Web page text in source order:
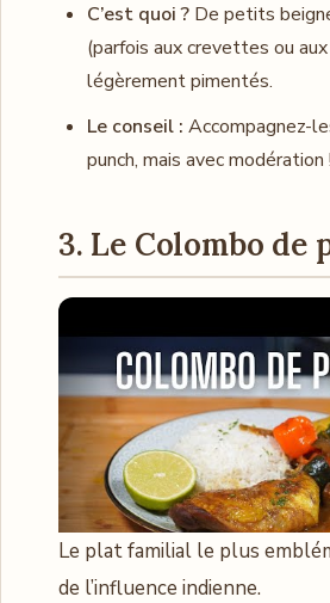
C’est quoi ? De petits
(parfois aux crevettes ou
légèrement pimentés.
Le conseil : Accompagnez-
punch, mais avec modération !
3. Le Colombo de
Le plat familial le plus
de l’influence indienne.